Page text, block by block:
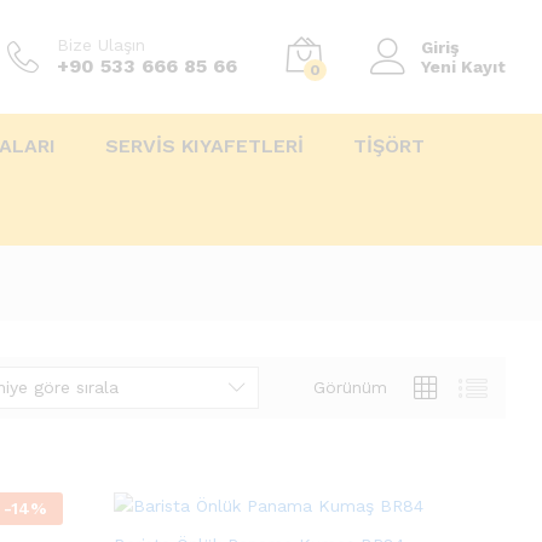
Bize Ulaşın
+90 533 666 85 66 0
Giriş
Yeni Kayıt
SERVİS KIYAFETLERİ TİŞÖRT
Görünüm
göre sırala
-14%